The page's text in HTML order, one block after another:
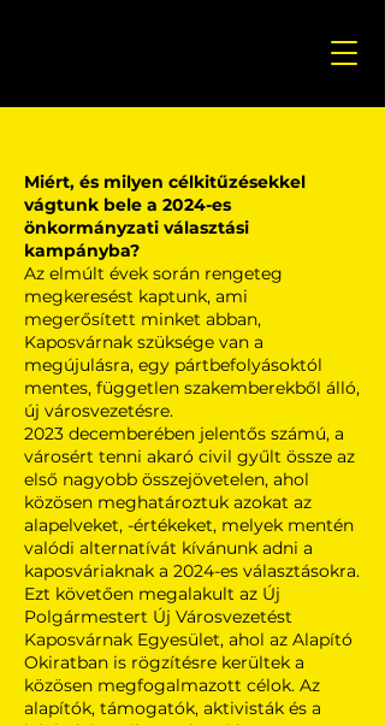
Miért, és milyen célkitűzésekkel
vágtunk bele a 2024-es
önkormányzati választási
kampányba?
Az elmúlt évek során rengeteg
megkeresést kaptunk, ami
megerősített minket abban,
Kaposvárnak szüksége van a
megújulásra, egy pártbefolyásoktól
mentes, független szakemberekből álló,
új városvezetésre.
2023 decemberében jelentős számú, a
városért tenni akaró civil gyűlt össze az
első nagyobb összejövetelen, ahol
közösen meghatároztuk azokat az
alapelveket, -értékeket, melyek mentén
valódi alternatívát kívánunk adni a
kaposváriaknak a 2024-es választásokra.
Ezt követően megalakult az Új
Polgármestert Új Városvezetést
Kaposvárnak Egyesület, ahol az Alapító
Okiratban is rögzítésre kerültek a
közösen megfogalmazott célok. Az
alapítók, támogatók, aktivisták és a